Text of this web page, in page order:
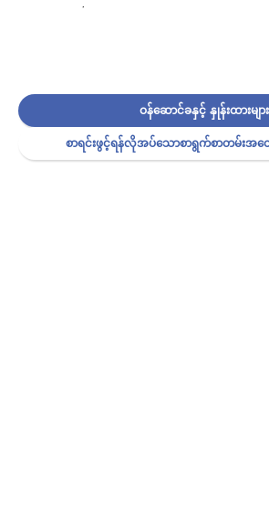
ဝန်ဆောင်ခနှင့် နှုန်းထားများ
စာရင်းဖွင့်ရန်လိုအပ်သောစာရွက်စာတမ်းအထ